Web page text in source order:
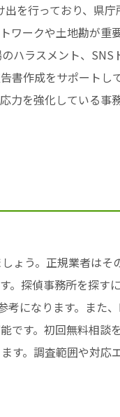
を行っており、県
ワークや土地勘が重
ハラスメント、
書作成をサポートし
力を強化している事
ょう。正規業者はそ
。探偵事務所を探す
になります。また
です。初回無料相談
す。調査範囲や対応